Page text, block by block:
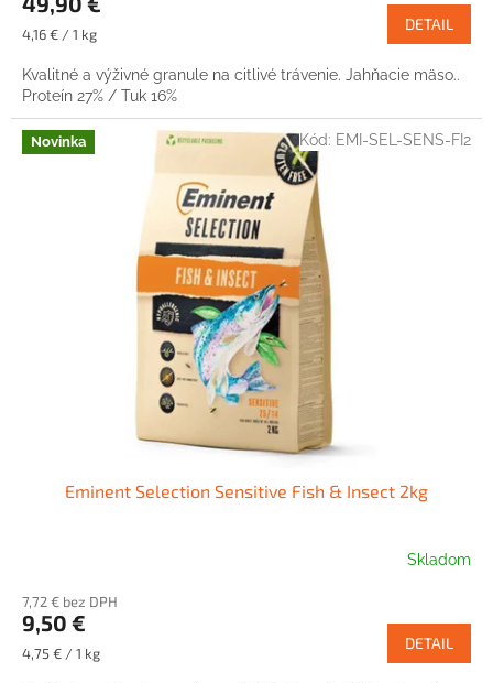
Jednotková
4,16 € / 1 kg
DETAIL
Kvalitné a výživné granule na citlivé trávenie. Jahňacie mäso..
Proteín 27% / Tuk 16%
Novinka
Eminent Selection Sensitive Fish & Insect 2kg
Skladom
7,72 € bez DPH
9,50 €
Jednotková
4,75 € / 1 kg
DETAIL
Kód: EMI-SEL-SENS-FI2